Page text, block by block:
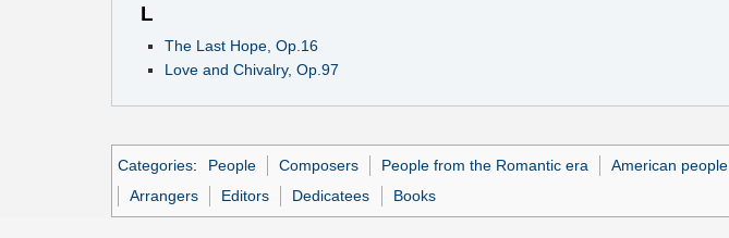
L
The Last Hope, Op.16
Love and Chivalry, Op.97
Categories: People Composers People from the Romantic era American people
Arrangers
Editors Dedicatees Books